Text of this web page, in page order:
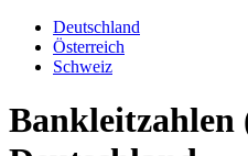
Deutschland
Österreich
Schweiz
Bankleitzahlen